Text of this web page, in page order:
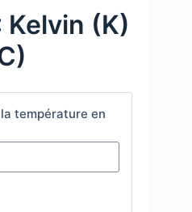
Kelvin (K)
température en